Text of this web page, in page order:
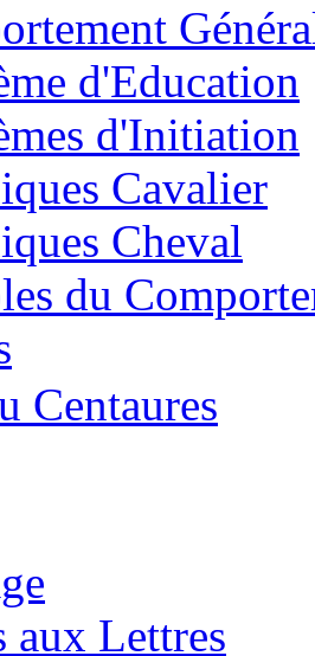
d'Education
d'Initiation
Cavalier
Cheval
du
Centaures
aux Lettres